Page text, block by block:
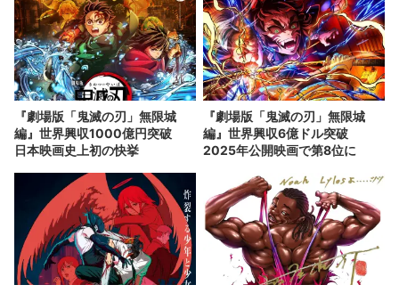
『劇場版「鬼滅の刃」無限城
編』世界興収1000億円突破
日本映画史上初の快挙
『劇場版「鬼滅の刃」無限城
編』世界興収6億ドル突破
2025年公開映画で第8位に